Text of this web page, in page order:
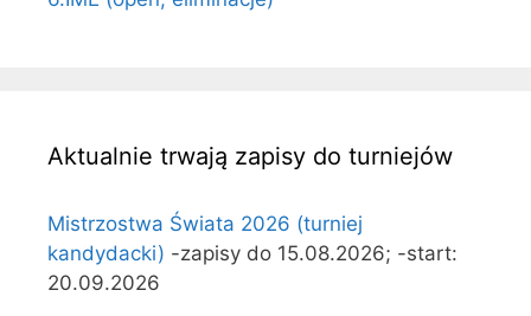
Aktualnie trwają zapisy do turniejów
Mistrzostwa Świata 2026 (turniej
kandydacki) -zapisy do 15.08.2026; -start:
20.09.2026